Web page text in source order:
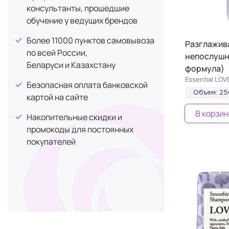
Для роста
Защита от солнца SPF
Омоложение
Тонизация
Укрепление
консультанты, прошедшие
обучение у ведущих брендов
Более 11000 пунктов самовывоза
по всей России,
Беларуси и Казахстану
Безопасная оплата банковской
картой на сайте
Накопительные скидки и
промокоды для постоянных
покупателей
формула)
Essential
Объем:
В